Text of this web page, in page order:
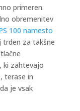
primeren.
obremenitev
100 namesto
trden za takšne
ki zahtevajo
terase in
je vsak